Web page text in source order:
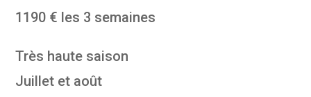
1190 € les 3 semaines
Très haute saison
Juillet et août